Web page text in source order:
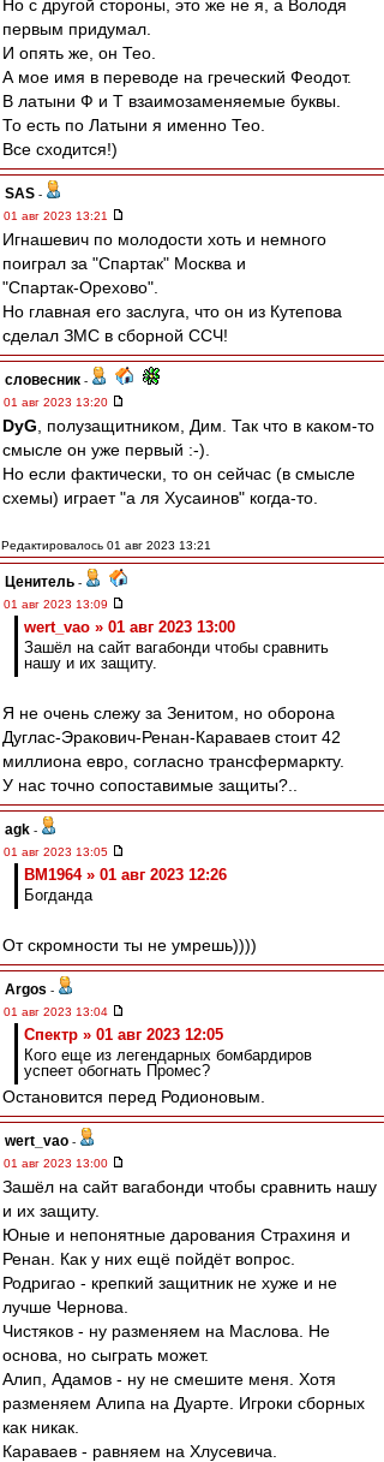
Но с другой стороны, это же не я, а Володя
первым придумал.
И опять же, он Тео.
А мое имя в переводе на греческий Феодот.
В латыни Ф и Т взаимозаменяемые буквы.
То есть по Латыни я именно Тео.
Все сходится!)
SAS -
01 авг 2023 13:21
Игнашевич по молодости хоть и немного
поиграл за "Спартак" Москва и
"Спартак-Орехово".
Но главная его заслуга, что он из Кутепова
сделал ЗМС в сборной ССЧ!
словесник -
01 авг 2023 13:20
DyG , полузащитником, Дим. Так что в каком-то
смысле он уже первый :-).
Но если фактически, то он сейчас (в смысле
схемы) играет "а ля Хусаинов" когда-то.
Редактировалось 01 авг 2023 13:21
Ценитель -
01 авг 2023 13:09
wert_vao » 01 авг 2023 13:00
Зашёл на сайт вагабонди чтобы сравнить
нашу и их защиту.
Я не очень слежу за Зенитом, но оборона
Дуглас-Эракович-Ренан-Караваев стоит 42
миллиона евро, согласно трансфермаркту.
У нас точно сопоставимые защиты?..
agk -
01 авг 2023 13:05
BM1964 » 01 авг 2023 12:26
Богданда
От скромности ты не умрешь))))
Argos -
01 авг 2023 13:04
Спектр » 01 авг 2023 12:05
Кого еще из легендарных бомбардиров
успеет обогнать Промес?
Остановится перед Родионовым.
wert_vao -
01 авг 2023 13:00
Зашёл на сайт вагабонди чтобы сравнить нашу
и их защиту.
Юные и непонятные дарования Страхиня и
Ренан. Как у них ещё пойдёт вопрос.
Родригао - крепкий защитник не хуже и не
лучше Чернова.
Чистяков - ну разменяем на Маслова. Не
основа, но сыграть может.
Алип, Адамов - ну не смешите меня. Хотя
разменяем Алипа на Дуарте. Игроки сборных
как никак.
Караваев - равняем на Хлусевича.